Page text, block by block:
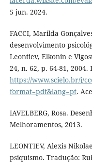
5 jun. 2024.
FACCI, Marilda
desenvolvimento
Leontiev, Elkonin e
24, n. 62, p. 64-81, 2004.
https://www.scielo.br/j/
format=pdf&lang=pt.
IAVELBERG, Rosa.
Melhoramentos, 2013.
LEONTIEV, Alexis
psiquismo. Tradução: